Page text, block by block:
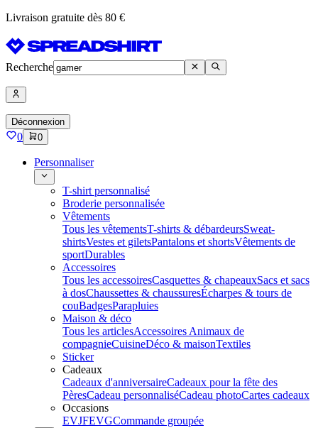
Livraison gratuite dès 80 €
Recherche
Déconnexion
0 0
Personnaliser
T-shirt personnalisé
Broderie personnalisée
Vêtements
Tous les vêtementsT-shirts & débardeursSweat-
shirtsVestes et giletsPantalons et shortsVêtements de
sportDurables
Accessoires
Tous les accessoiresCasquettes & chapeauxSacs et sacs
à dosChaussettes & chaussuresÉcharpes & tours de
couBadgesParapluies
Maison & déco
Tous les articlesAccessoires Animaux de
compagnieCuisineDéco & maisonTextiles
Sticker
Cadeaux
Cadeaux d'anniversaireCadeaux pour la fête des
PèresCadeau personnaliséCadeau photoCartes cadeaux
Occasions
EVJFEVGCommande groupée